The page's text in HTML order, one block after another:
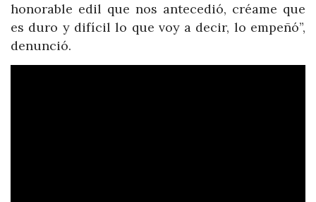
honorable edil que nos antecedió, créame que
es duro y difícil lo que voy a decir, lo empeñó”,
denunció.